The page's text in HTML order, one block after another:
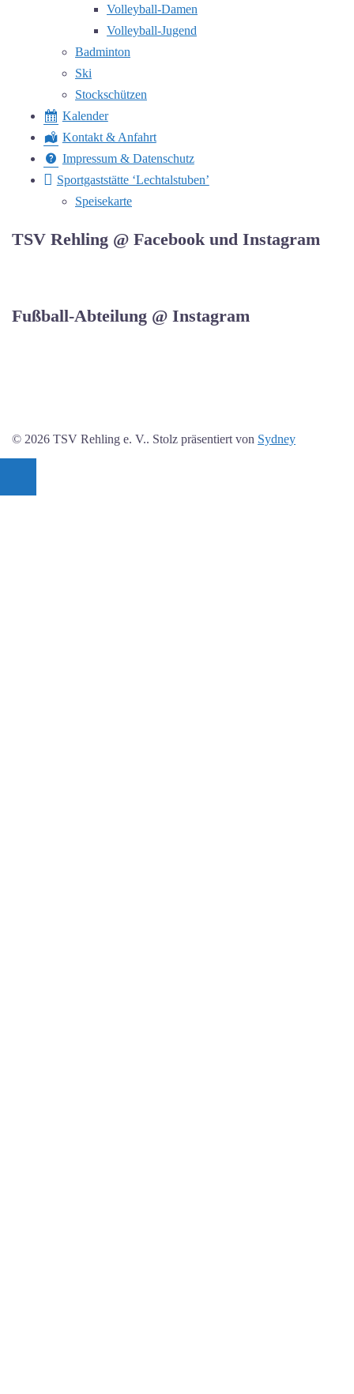
Volleyball-Damen
Volleyball-Jugend
Badminton
Ski
Stockschützen
Kalender
Kontakt & Anfahrt
Impressum & Datenschutz
Sportgaststätte ‘Lechtalstuben’
Speisekarte
TSV Rehling @ Facebook und Instagram
Fußball-Abteilung @ Instagram
© 2026 TSV Rehling e. V.. Stolz präsentiert von Sydney